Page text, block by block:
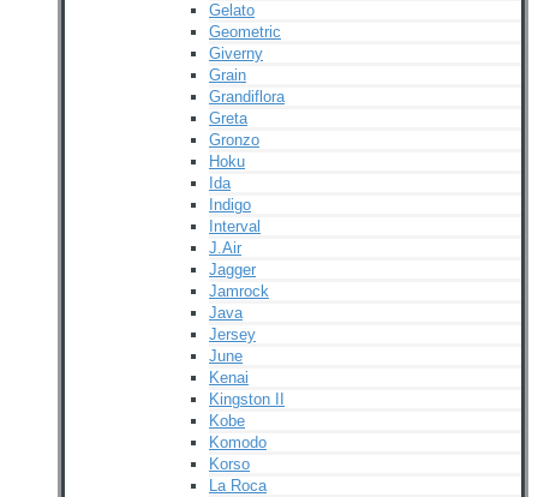
Gelato
Geometric
Giverny
Grain
Grandiflora
Greta
Gronzo
Hoku
Ida
Indigo
Interval
J.Air
Jagger
Jamrock
Java
Jersey
June
Kenai
Kingston II
Kobe
Komodo
Korso
La Roca